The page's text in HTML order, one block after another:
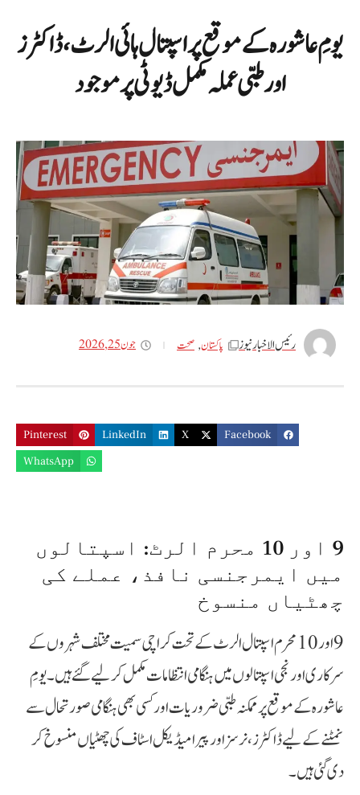
یومِ عاشورہ کے موقع پر اسپتال ہائی الرٹ، ڈاکٹرز
اور طبی عملہ مکمل ڈیوٹی پر موجود
رئیس الاخبار نیوز پاکستان, صحت جون 25, 2026
Facebook
X
LinkedIn
Pinterest
WhatsApp
9 اور 10 محرم الرٹ: اسپتالوں
میں ایمرجنسی نافذ، عملے کی
چھٹیاں منسوخ
9 اور 10 محرم اسپتال الرٹ کے تحت کراچی سمیت مختلف شہروں کے
سرکاری اور نجی اسپتالوں میں ہنگامی انتظامات مکمل کر لیے گئے ہیں۔ یومِ
عاشورہ کے موقع پر ممکنہ طبی ضروریات اور کسی بھی ہنگامی صورتحال سے
نمٹنے کے لیے ڈاکٹرز، نرسز اور پیرامیڈیکل اسٹاف کی چھٹیاں منسوخ کر
دی گئی ہیں۔